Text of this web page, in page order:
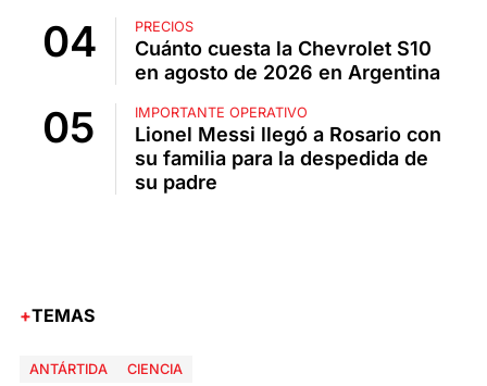
PRECIOS
Cuánto cuesta la Chevrolet S10
en agosto de 2026 en Argentina
IMPORTANTE OPERATIVO
Lionel Messi llegó a Rosario con
su familia para la despedida de
su padre
TEMAS
ANTÁRTIDA CIENCIA